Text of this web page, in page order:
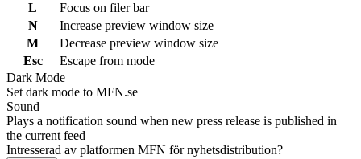
L
Focus on filer bar
N
Increase preview window size
M
Decrease preview window size
Esc
Escape from mode
Dark Mode
Set dark mode to MFN.se
Sound
Plays a notification sound when new press release is published in
the current feed
Intresserad av platformen MFN för nyhetsdistribution?